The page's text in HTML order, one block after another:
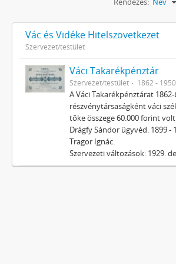
Vác és Vidéke Hitelszövetkezet
Szervezet/testület
Váci Takarékpénztár
Szervezet/testület 1862 - 1950
A Váci Takarékpénztárat
részvénytársaságként váci
tőke összege 60.000 forint
Drágfy Sándor ügyvéd. 1899 -
Tragor Ignác.
Szervezeti változások: 1929.